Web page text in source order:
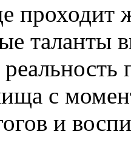
проходит
таланты
с
и